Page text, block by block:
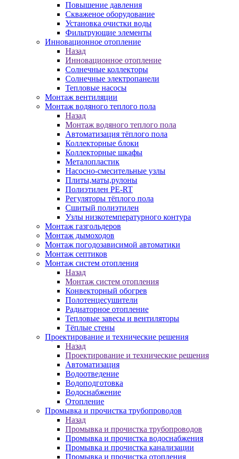
Повышение давления
Скваженое оборудование
Установка очистки воды
Фильтрующие элементы
Инновационное отопление
Назад
Инновационное отопление
Солнечные коллекторы
Солнечные электропанели
Тепловые насосы
Монтаж вентиляции
Монтаж водяного теплого пола
Назад
Монтаж водяного теплого пола
Автоматизация тёплого пола
Коллекторные блоки
Коллекторные шкафы
Металопластик
Насосно-смесительные узлы
Плиты,маты,рулоны
Полиэтилен PE-RT
Регуляторы тёплого пола
Сшитый полиэтилен
Узлы низкотемпературного контура
Монтаж газгольдеров
Монтаж дымоходов
Монтаж погодозависимой автоматики
Монтаж септиков
Монтаж систем отопления
Назад
Монтаж систем отопления
Конвекторный обогрев
Полотенцесушители
Радиаторное отопление
Тепловые завесы и вентиляторы
Тёплые стены
Проектирование и технические решения
Назад
Проектирование и технические решения
Автоматизация
Водоотведение
Водоподготовка
Водоснабжение
Отопление
Промывка и прочистка трубопроводов
Назад
Промывка и прочистка трубопроводов
Промывка и прочистка водоснабжения
Промывка и прочистка канализации
Промывка и прочистка отопления